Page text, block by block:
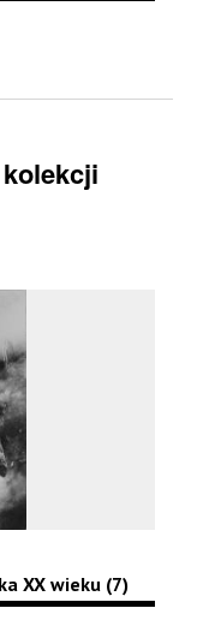
XX wieku (7)